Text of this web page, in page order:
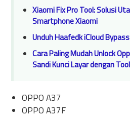
Xiaomi Fix Pro Tool: Solusi
Smartphone Xiaomi
Unduh Haafedk iCloud
Cara Paling Mudah Unlock
Sandi Kunci Layar dengan
OPPO A37
OPPO A37F